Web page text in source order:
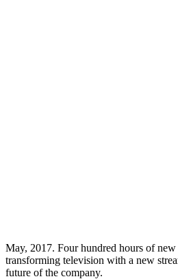
May, 2017. Four hundred hours of
transforming television with a new
future of the company.